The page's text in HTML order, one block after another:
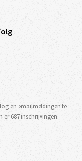
en emailmeldingen te
er 687 inschrijvingen.